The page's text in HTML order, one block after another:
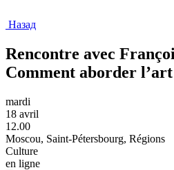
Назад
Rencontre avec
Comment aborder l’art
mardi
18 avril
12.00
Moscou, Saint-Pétersbourg, Régions
Culture
en ligne